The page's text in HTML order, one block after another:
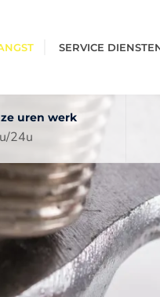
SERVICE
uren werk
24u